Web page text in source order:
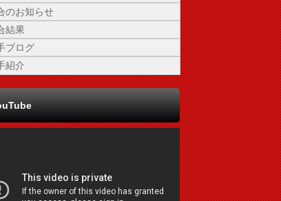
のお知らせ
結果
ブログ
紹介